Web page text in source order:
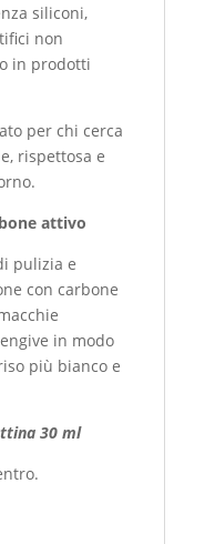
siliconi,
non
in prodotti
per chi cerca
rispettosa e
attivo
pulizia e
con carbone
in modo
più bianco e
30 ml